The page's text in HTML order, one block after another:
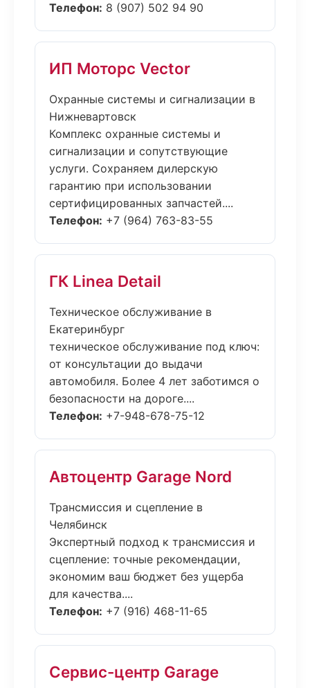
Телефон: 8 (907) 502 94 90
ИП Моторс Vector
Охранные системы и сигнализации в
Нижневартовск
Комплекс охранные системы и
сигнализации и сопутствующие
услуги. Сохраняем дилерскую
гарантию при использовании
сертифицированных запчастей....
Телефон: +7 (964) 763-83-55
ГК Linea Detail
Техническое обслуживание в
Екатеринбург
техническое обслуживание под ключ:
от консультации до выдачи
автомобиля. Более 4 лет заботимся о
безопасности на дороге....
Телефон: +7-948-678-75-12
Автоцентр Garage Nord
Трансмиссия и сцепление в
Челябинск
Экспертный подход к трансмиссия и
сцепление: точные рекомендации,
экономим ваш бюджет без ущерба
для качества....
Телефон: +7 (916) 468-11-65
Сервис-центр Garage